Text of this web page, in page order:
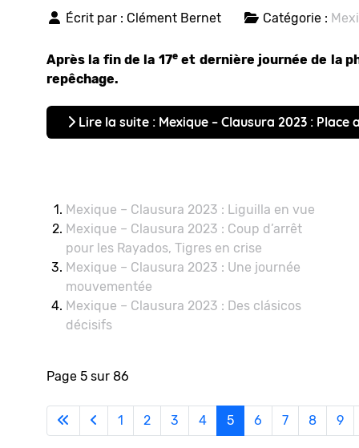
Écrit par : Clément Bernet Catégorie :
Après la fin de la 17eet dernière journée de la
repêchage.
Lire la suite : Mexique – Clausura 2023 : Place
Mexique – Clausura 2023 : Liguilla en vue
Mexique – Clausura 2023 : Coup d’arrêt
pour les Rayados, Tigres en crise
Mexique – Clausura 2023 : Une journée
mouvementée
Mexique – Clausura 2023 : Des clásicos
décisifs
Page 5 sur 86
1 2 3 4 5 6 7 8 9